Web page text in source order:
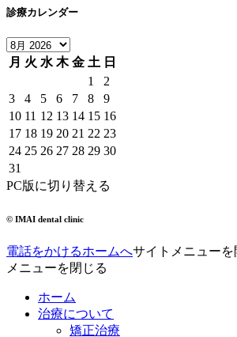
診療カレンダー
月 火 水 木 金 土 日
1
2
3
4 5 6 7 8
9
10 11 12 13 14 15 16
17 18 19 20 21 22 23
24 25 26 27 28 29 30
31
PC版に切り替える
© IMAI dental clinic
電話をかけるホームへサイトメニューを
メニューを閉じる
ホーム
治療について
矯正治療